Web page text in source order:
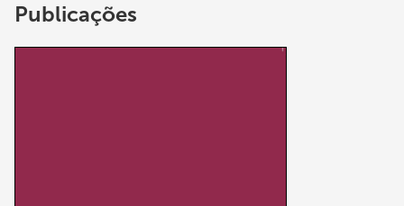
Publicações